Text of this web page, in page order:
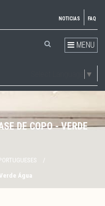
NOTICIAS FAQ
MENU
▼
DE COPO - VERDE
/
Água